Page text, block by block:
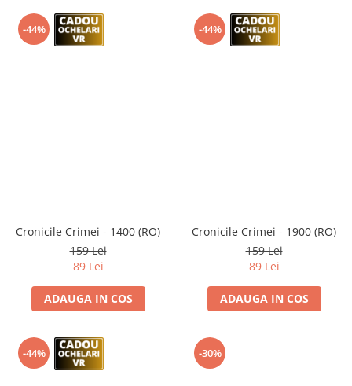
-44%
Cronicile Crimei - 1400 (RO)
159 Lei
89 Lei
ADAUGA IN COS
-44%
Cronicile Crimei - 1900 (RO)
159 Lei
89 Lei
ADAUGA IN COS
-44% -30%